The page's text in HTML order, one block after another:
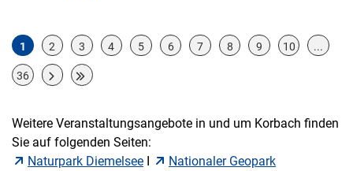
1 2 3 4 5 6 7 8 9 10 ...
36
Weitere Veranstaltungsangebote in und um Korbach finden
Sie auf folgenden Seiten:
Naturpark Diemelsee I
Nationaler Geopark